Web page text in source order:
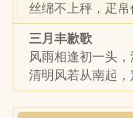
丝绵不上秤，疋帛
三月丰歉歌
风雨相逢初一头，
清明风若从南起，